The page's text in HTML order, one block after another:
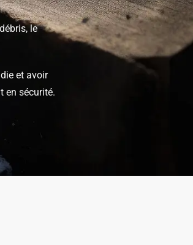
le
et avoir
en sécurité.